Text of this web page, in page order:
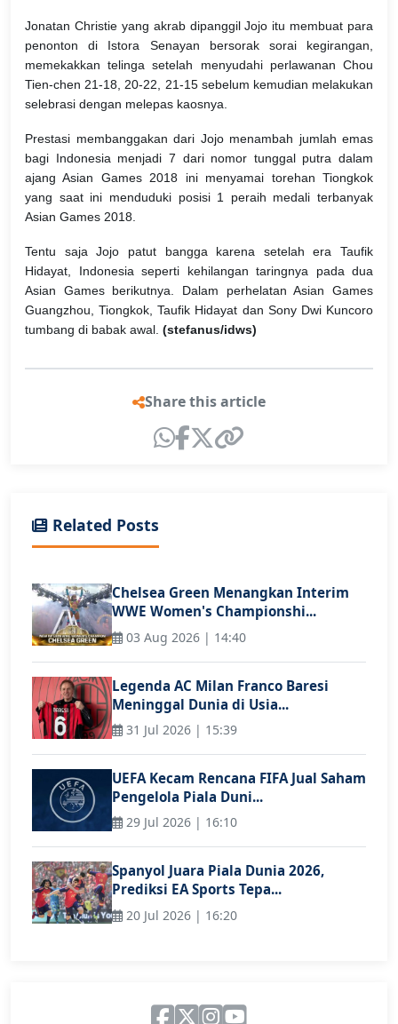
Jonatan Christie yang akrab dipanggil Jojo itu membuat para
penonton di Istora Senayan bersorak sorai kegirangan,
memekakkan telinga setelah menyudahi perlawanan Chou
Tien-chen 21-18, 20-22, 21-15 sebelum kemudian melakukan
selebrasi dengan melepas kaosnya.
Prestasi membanggakan dari Jojo menambah jumlah emas
bagi Indonesia menjadi 7 dari nomor tunggal putra dalam
ajang Asian Games 2018 ini menyamai torehan Tiongkok
yang saat ini menduduki posisi 1 peraih medali terbanyak
Asian Games 2018.
Tentu saja Jojo patut bangga karena setelah era Taufik
Hidayat, Indonesia seperti kehilangan taringnya pada dua
Asian Games berikutnya. Dalam perhelatan Asian Games
Guangzhou, Tiongkok, Taufik Hidayat dan Sony Dwi Kuncoro
tumbang di babak awal. (stefanus/idws)
Share this article
Related Posts
Chelsea Green Menangkan Interim
WWE Women's Championshi...
03 Aug 2026 | 14:40
Legenda AC Milan Franco Baresi
Meninggal Dunia di Usia...
31 Jul 2026 | 15:39
UEFA Kecam Rencana FIFA Jual Saham
Pengelola Piala Duni...
29 Jul 2026 | 16:10
Spanyol Juara Piala Dunia 2026,
Prediksi EA Sports Tepa...
20 Jul 2026 | 16:20